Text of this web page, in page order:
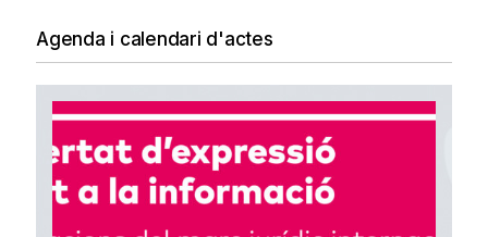
Agenda i calendari d'actes